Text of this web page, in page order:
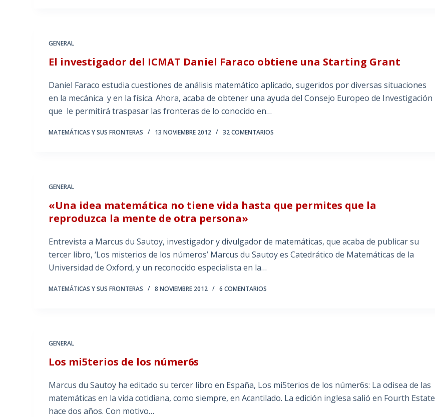
GENERAL
El investigador del ICMAT Daniel Faraco obtiene una Starting Grant
Daniel Faraco estudia cuestiones de análisis matemático aplicado, sugeridos por diversas situaciones
en la mecánica y en la física. Ahora, acaba de obtener una ayuda del Consejo Europeo de Investigación
que le permitirá traspasar las fronteras de lo conocido en…
MATEMÁTICAS Y SUS FRONTERAS 13 NOVIEMBRE 2012 32 COMENTARIOS
GENERAL
«Una idea matemática no tiene vida hasta que permites que la
reproduzca la mente de otra persona»
Entrevista a Marcus du Sautoy, investigador y divulgador de matemáticas, que acaba de publicar su
tercer libro, ‘Los misterios de los números’ Marcus du Sautoy es Catedrático de Matemáticas de la
Universidad de Oxford, y un reconocido especialista en la…
MATEMÁTICAS Y SUS FRONTERAS 8 NOVIEMBRE 2012 6 COMENTARIOS
GENERAL
Los mi5terios de los númer6s
Marcus du Sautoy ha editado su tercer libro en España, Los mi5terios de los númer6s: La odisea de las
matemáticas en la vida cotidiana, como siempre, en Acantilado. La edición inglesa salió en Fourth Estate
hace dos años. Con motivo…